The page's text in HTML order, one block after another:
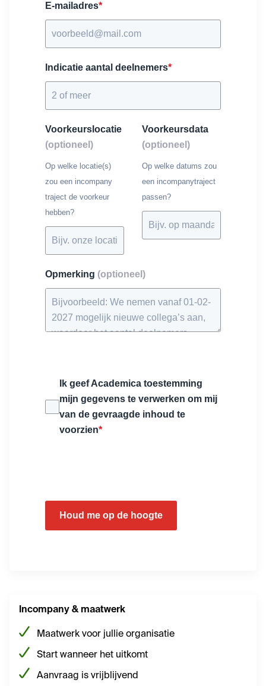
E-mailadres*
Indicatie aantal deelnemers*
Voorkeurslocatie
(optioneel)
Op welke locatie(s)
zou een incompany
traject de voorkeur
hebben?
Voorkeursdata
(optioneel)
Op welke datums zou
een incompanytraject
passen?
Opmerking (optioneel)
Ik geef Academica toestemming
mijn gegevens te verwerken om mij
van de gevraagde inhoud te
voorzien*
Houd me op de hoogte
Incompany & maatwerk
Maatwerk voor jullie organisatie
Start wanneer het uitkomt
Aanvraag is vrijblijvend